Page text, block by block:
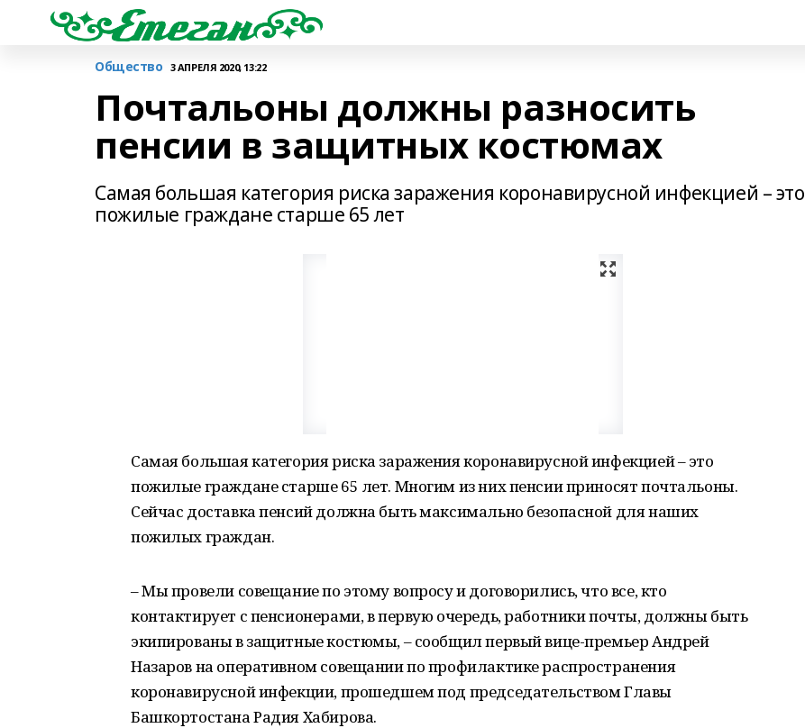
Общество 3 АПРЕЛЯ 2020, 13:22
Почтальоны должны разносить
пенсии в защитных костюмах
Самая большая категория риска заражения коронавирусной инфекцией – это
пожилые граждане старше 65 лет
Самая большая категория риска заражения коронавирусной инфекцией – это
пожилые граждане старше 65 лет. Многим из них пенсии приносят почтальоны.
Сейчас доставка пенсий должна быть максимально безопасной для наших
пожилых граждан.
– Мы провели совещание по этому вопросу и договорились, что все, кто
контактирует с пенсионерами, в первую очередь, работники почты, должны быть
экипированы в защитные костюмы, – сообщил первый вице-премьер Андрей
Назаров на оперативном совещании по профилактике распространения
коронавирусной инфекции, прошедшем под председательством Главы
Башкортостана Радия Хабирова.